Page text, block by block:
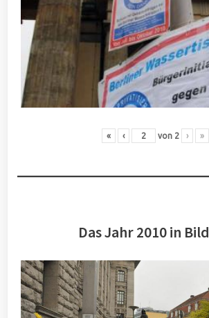
« ‹ von 2 › »
Das Jahr 2010 in